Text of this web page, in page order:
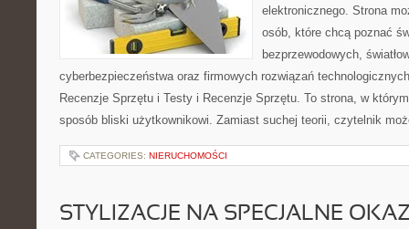
elektronicznego. Strona
osób, które chcą poznać
bezprzewodowych,
cyberbezpieczeństwa oraz firmowych rozwiązań
Recenzje Sprzętu i Testy i Recenzje Sprzętu. To strona, w
sposób bliski użytkownikowi. Zamiast suchej teorii, czytelnik
CATEGORIES: NIERUCHOMOŚCI
STYLIZACJE NA SPECJALNE